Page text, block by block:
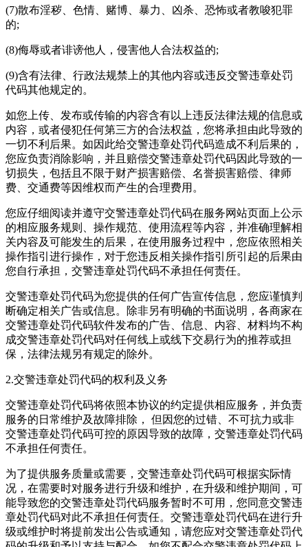
(7)散布淫秽、色情、赌博、暴力、凶杀、恐怖或者教唆犯罪
的;
(8)侮辱或者诽谤他人，侵害他人合法权益的;
(9)含有法律、行政法规禁上的其他内容或违反交警违章处罚
代码其他规定的。
如您上传、发布或传输的内容含有以上违反法律法规的信息或
内容，或者侵犯任何第三方的合法权益，您将承担由此导致的
一切不利后果。如因此给交警违章处罚代码造成不利后果的，
您应负责消除影响，并且赔偿交警违章处罚代码因此导致的一
切损失，包括且不限于财产损害赔偿、名誉损害赔偿、律师
费、交通费等因维权而产生的合理费用。
您应仔细阅读并遵守交警违章处罚代码在服务网站页面上公示
的相应服务规则、操作规范、使用流程等内容，并准确理解相
关内容及可能发生的后果，在使用服务过程中，您应依照相关
操作指引进行操作，对于您违反相关操作指引所引起的后果由
您自行承担，交警违章处罚代码不承担任何责任。
交警违章处罚代码为您提供的任何广告宣传信息，您应谨慎判
断确定相关广告或信息。除非另有明确的书面说明，各商家在
交警违章处罚代码软件发布的广告、信息、内容、材料均不构
成交警违章处罚代码对任何线上或线下交易行为的推荐或担
保，法律法规另有规定的除外。
2.交警违章处罚代码的权利及义务
交警违章处罚代码将依照本协议的约定提供相应服务，并负责
服务的日常维护及故障排除， 但因您的过错、不可抗力或非
交警违章处罚代码可控的原因导致的故障，交警违章处罚代码
不承担任何责任。
为了提供服务质量或需要，交警违章处罚代码可根据实际情
况，在需要时对服务进行升级和维护，在升级和维护期间，可
能导致您的交警违章处罚代码服务暂时不可用，您同意交警违
章处罚代码对此不承担任何责任。交警违章处罚代码在进行升
级或维护时将提前发出公告或通知，请您应对交警违章处罚代